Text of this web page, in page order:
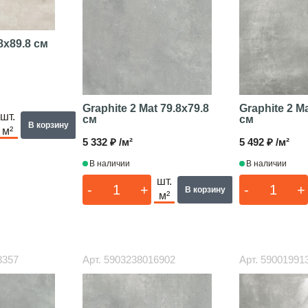
см
шт.
м²
В корзину
Graphite 2 Mat 79.8x79.8
см
5 332 ₽ /м²
В наличии
- +
шт.
м²
В корзину
Graphite 2
см
5 492 ₽ /м²
В наличии
- +
Арт. 5903238016902 Арт.